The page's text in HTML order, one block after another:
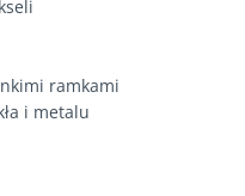
ramkami
i metalu